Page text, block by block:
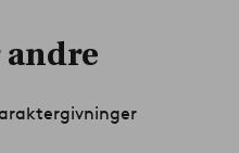
andre